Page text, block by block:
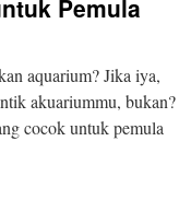
Pemula
aquarium? Jika iya,
akuariummu, bukan?
cocok untuk pemula